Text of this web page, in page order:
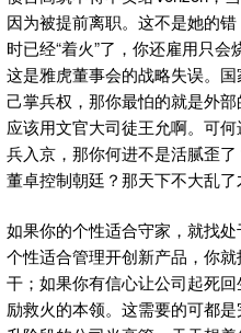
因为被提前离职。这不是她的
时已经“着火”了，你还雇用只
这是雅虎董事会的战略失误。
己掌兵权，那你最怕的就是外
应该用文官大司徒王允啊。可
兵入京，那你何进不是活腻歪
董卓控制朝廷？那天下不大乱了
如果你的个性适合守家，就找
个性适合管理开创新产品，你
干；如果你有信心让公司起死
励救火的本领。这需要的可都